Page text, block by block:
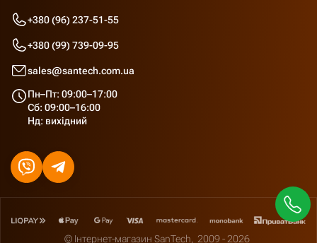
+380 (96) 237-51-55
+380 (99) 739-09-95
sales@santech.com.ua
Пн–Пт: 09:00–17:00
Сб: 09:00–16:00
Нд: вихідний
© Інтернет-магазин SanTech, 2009 - 2026